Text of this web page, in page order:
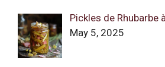
Pickles de Rhubarbe
May 5, 2025